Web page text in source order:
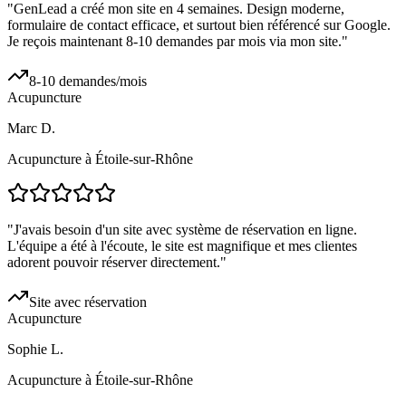
"GenLead a créé mon site en 4 semaines. Design moderne,
formulaire de contact efficace, et surtout bien référencé sur Google.
Je reçois maintenant 8-10 demandes par mois via mon site."
8-10 demandes/mois
Acupuncture
Marc D.
Acupuncture à Étoile-sur-Rhône
"J'avais besoin d'un site avec système de réservation en ligne.
L'équipe a été à l'écoute, le site est magnifique et mes clientes
adorent pouvoir réserver directement."
Site avec réservation
Acupuncture
Sophie L.
Acupuncture à Étoile-sur-Rhône